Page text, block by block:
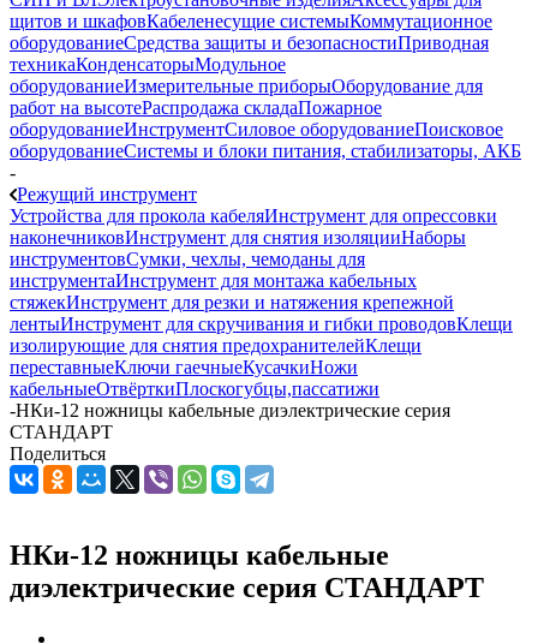
щитов и шкафовКабеленесущие системыКоммутационное
оборудованиеСредства защиты и безопасностиПриводная
техникаКонденсаторыМодульное
оборудованиеИзмерительные приборыОборудование для
работ на высотеРаспродажа складаПожарное
оборудованиеИнструментСиловое оборудованиеПоисковое
оборудованиеСистемы и блоки питания, стабилизаторы, АКБ
-
Режущий инструмент
Устройства для прокола кабеляИнструмент для опрессовки
наконечниковИнструмент для снятия изоляцииНаборы
инструментовСумки, чехлы, чемоданы для
инструментаИнструмент для монтажа кабельных
стяжекИнструмент для резки и натяжения крепежной
лентыИнструмент для скручивания и гибки проводовКлещи
изолирующие для снятия предохранителейКлещи
переставныеКлючи гаечныеКусачкиНожи
кабельныеОтвёрткиПлоскогубцы,пассатижи
-НКи-12 ножницы кабельные диэлектрические серия
СТАНДАРТ
Поделиться
НКи-12 ножницы кабельные
диэлектрические серия СТАНДАРТ